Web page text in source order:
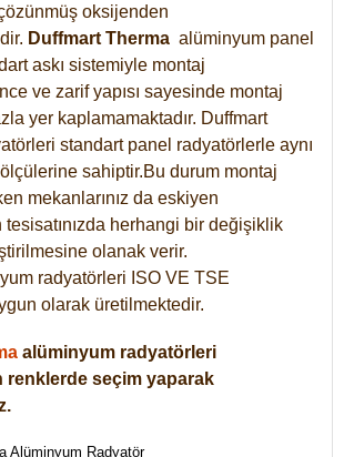
oksijenden
Duffmart Therma alüminyum panel
askı sistemiyle montaj
ve zarif yapısı sayesinde montaj
yer kaplamamaktadır. Duffmart
standart panel radyatörlerle aynı
sahiptir.Bu durum montaj
mekanlarınız da eskiyen
herhangi bir değişiklik
olanak verir.
radyatörleri ISO VE TSE
olarak üretilmektedir.
alüminyum radyatörleri
renklerde seçim yaparak